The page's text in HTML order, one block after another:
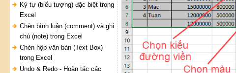
Ký tự (biểu tượng) đặc biệt trong
Excel
Chèn bình luận (comment) và ghi
chú (note) trong Excel
Chèn hộp văn bản (Text Box)
trong Excel
Undo & Redo - Hoàn tác các